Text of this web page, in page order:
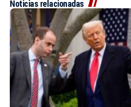
Noticias relacionadas